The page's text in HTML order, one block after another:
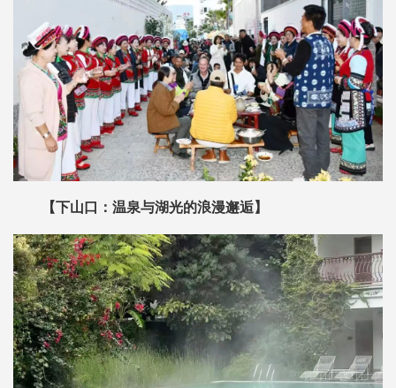
【下山口：温泉与湖光的浪漫邂逅】